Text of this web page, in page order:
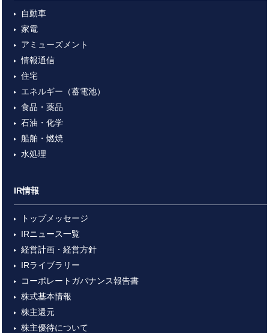
自動車
家電
アミューズメント
情報通信
住宅
エネルギー（蓄電池）
食品・薬品
石油・化学
船舶・燃焼
水処理
IR情報
トップメッセージ
IRニュース一覧
経営計画・経営方針
IRライブラリー
コーポレートガバナンス報告書
株式基本情報
株主還元
株主優待について